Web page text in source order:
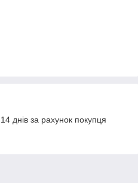
днів за рахунок покупця